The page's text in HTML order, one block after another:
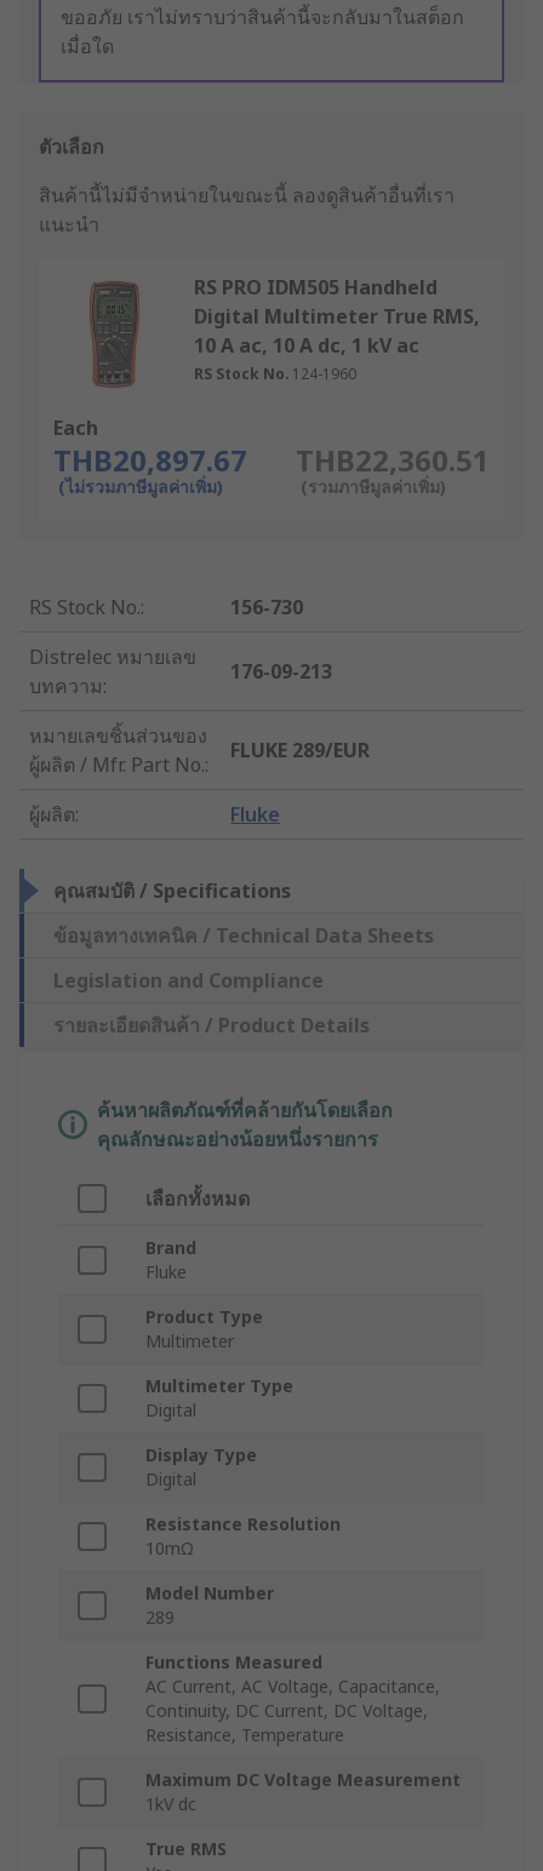
ขออภัย เราไม่ทราบว่าสินค้านี้จะกลับมาในสต็อก
เมื่อใด
ตัวเลือก
สินค้านี้ไม่มีจำหน่ายในขณะนี้ ลองดูสินค้าอื่นที่เรา
แนะนำ
RS PRO IDM505 Handheld
Digital Multimeter True RMS,
10 A ac, 10 A dc, 1 kV ac
RS Stock No. 124-1960
Each
THB20,897.67
(ไม่รวมภาษีมูลค่าเพิ่ม)
THB22,360.51
(รวมภาษีมูลค่าเพิ่ม)
RS Stock No.:
156-730
Distrelec หมายเลข
บทความ:
176-09-213
หมายเลขชิ้นส่วนของ
ผู้ผลิต / Mfr. Part No.:
FLUKE 289/EUR
ผู้ผลิต: Fluke
คุณสมบัติ / Specifications
ข้อมูลทางเทคนิค / Technical Data Sheets
Legislation and Compliance
รายละเอียดสินค้า / Product Details
ค้นหาผลิตภัณฑ์ที่คล้ายกันโดยเลือก
คุณลักษณะอย่างน้อยหนึ่งรายการ
เลือกทั้งหมด
Brand
Fluke
Product Type
Multimeter
Multimeter Type
Digital
Display Type
Digital
Resistance Resolution
10mΩ
Model Number
289
Functions Measured
AC Current, AC Voltage, Capacitance,
Continuity, DC Current, DC Voltage,
Resistance, Temperature
Maximum DC Voltage Measurement
1kV dc
True RMS